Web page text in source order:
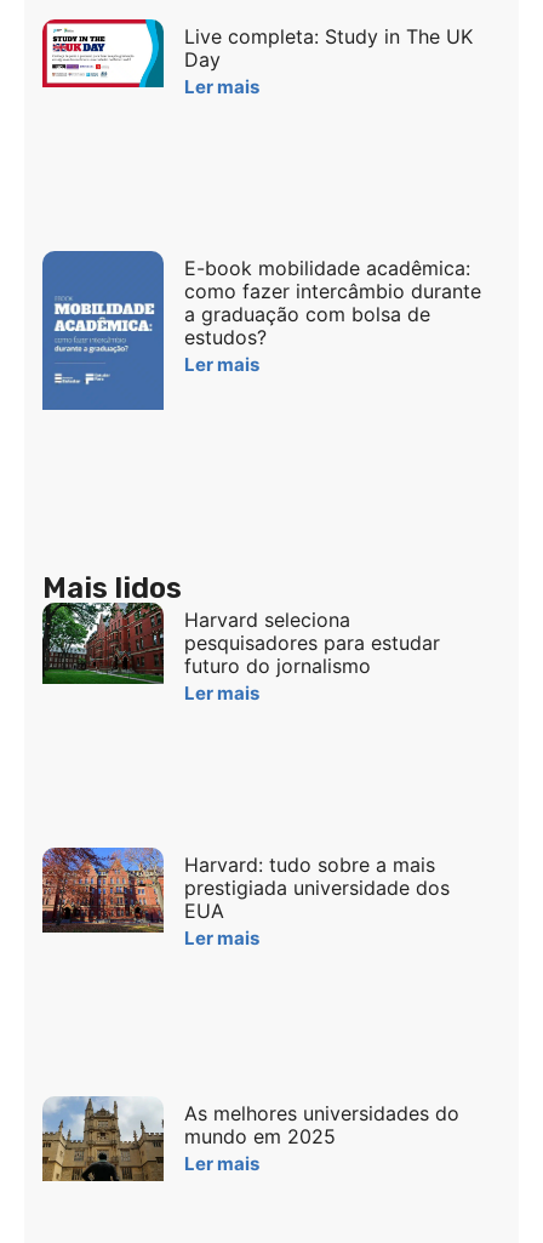
Live completa: Study in The UK
Day
Ler mais
E-book mobilidade acadêmica:
como fazer intercâmbio durante
a graduação com bolsa de
estudos?
Ler mais
Mais lidos
Harvard seleciona
pesquisadores para estudar
futuro do jornalismo
Ler mais
Harvard: tudo sobre a mais
prestigiada universidade dos
EUA
Ler mais
As melhores universidades do
mundo em 2025
Ler mais